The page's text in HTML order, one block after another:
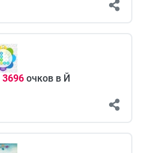
3696очков в Й